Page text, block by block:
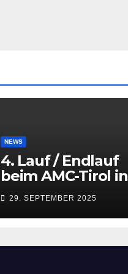
NEWS
4. Lauf / Endlauf
beim AMC-Tirol in
Innsbruck
(Kematen) vom 27.
bis 28.09.2025
29. SEPTEMBER 2025